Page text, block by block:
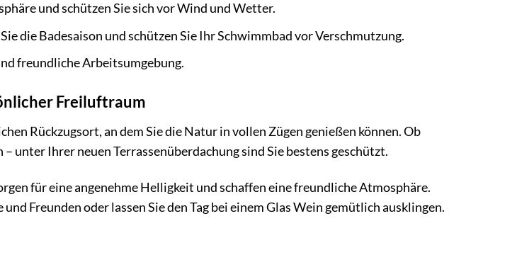
und schützen Sie sich vor Wind und Wetter.
die Badesaison und schützen Sie Ihr Schwimmbad vor Verschmutzung.
freundliche Arbeitsumgebung.
Freiluftraum
Rückzugsort, an dem Sie die Natur in vollen Zügen genießen können. Ob
unter Ihrer neuen Terrassenüberdachung sind Sie bestens geschützt.
für eine angenehme Helligkeit und schaffen eine freundliche Atmosphäre.
Freunden oder lassen Sie den Tag bei einem Glas Wein gemütlich ausklingen.